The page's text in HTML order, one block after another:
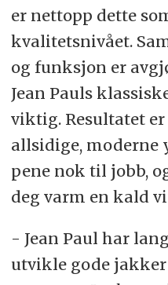
er nettopp dette
kvalitetsnivået.
og funksjon er
Jean Pauls
viktig. Resultatet
allsidige, moderne
pene nok til jobb,
deg varm en kald
- Jean Paul har
utvikle gode